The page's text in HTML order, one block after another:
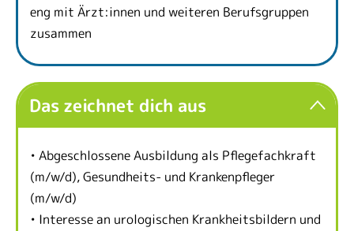
eng mit Ärzt:innen und weiteren Berufsgruppen
zusammen
Das zeichnet dich aus
• Abgeschlossene Ausbildung als Pflegefachkraft
(m/w/d), Gesundheits- und Krankenpfleger
(m/w/d)
• Interesse an urologischen Krankheitsbildern und